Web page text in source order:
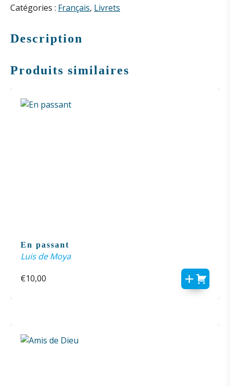
plan
vie
chrétienne
Catégories : Français, Livrets
Description
Produits similaires
En passant
Luis de Moya
€10,00